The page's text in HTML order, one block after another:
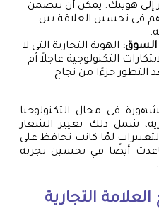
هويتك. يمكن أن تتضمن
في تحسين العلاقة بين
السوق: الهوية التجارية التي لا
التكنولوجية عاجلاً أم
جزءًا من نجاح
في مجال التكنولوجيا
شمل ذلك تغيير الشعار
لمّا كانت تحافظ على
أيضًا في تحسين تجربة
التجارية